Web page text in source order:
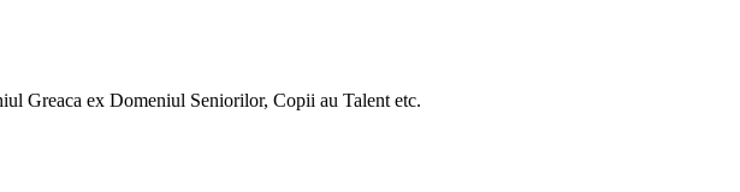
Greaca ex Domeniul Seniorilor, Copii au Talent etc.